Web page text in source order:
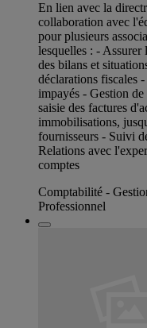
En lien avec la
collaboration avec
pour plusieurs
lesquelles : - Assurer
des bilans et
déclarations fiscales
impayés - Gestion
saisie des factures
immobilisations,
fournisseurs - Suivi
Relations avec
comptes
Comptabilité -
Professionnel